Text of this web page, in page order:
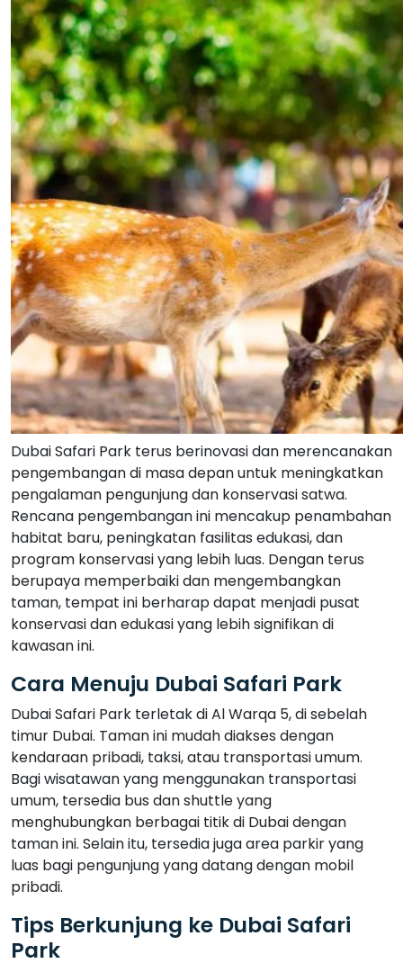
Dubai Safari Park terus berinovasi dan merencanakan
pengembangan di masa depan untuk meningkatkan
pengalaman pengunjung dan konservasi satwa.
Rencana pengembangan ini mencakup penambahan
habitat baru, peningkatan fasilitas edukasi, dan
program konservasi yang lebih luas. Dengan terus
berupaya memperbaiki dan mengembangkan
taman, tempat ini berharap dapat menjadi pusat
konservasi dan edukasi yang lebih signifikan di
kawasan ini.
Cara Menuju Dubai Safari Park
Dubai Safari Park terletak di Al Warqa 5, di sebelah
timur Dubai. Taman ini mudah diakses dengan
kendaraan pribadi, taksi, atau transportasi umum.
Bagi wisatawan yang menggunakan transportasi
umum, tersedia bus dan shuttle yang
menghubungkan berbagai titik di Dubai dengan
taman ini. Selain itu, tersedia juga area parkir yang
luas bagi pengunjung yang datang dengan mobil
pribadi.
Tips Berkunjung ke Dubai Safari
Park